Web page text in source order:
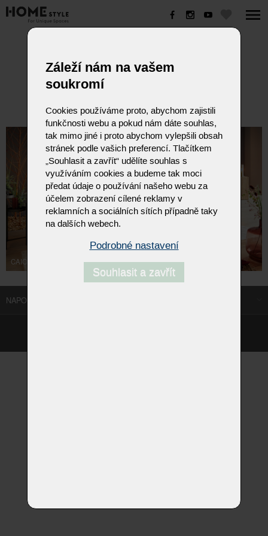
CAIO
NAPOSLEDY NAVŠTÍVENÉ ODKAZY
Záleží nám na vašem
soukromí
Cookies používáme proto, abychom zajistili
funkčnosti webu a pokud nám dáte souhlas,
tak mimo jiné i proto abychom vylepšili obsah
stránek podle vašich preferencí. Tlačítkem
„Souhlasit a zavřít“ udělíte souhlas s
využíváním cookies a budeme tak moci
předat údaje o používání našeho webu za
účelem zobrazení cílené reklamy v
reklamních a sociálních sítích případně taky
na dalších webech.
Podrobné nastavení
Souhlasit a zavřít